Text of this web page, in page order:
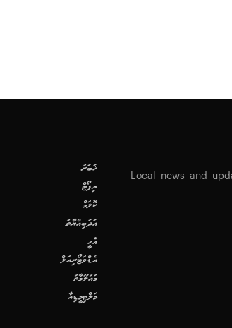
Local news and
ޚަބަރު
ރިޕޯޓް
ކޮލަމް
އަދަބިއްޔާތު
އެހީ
އެޑްވަޓޯރިއަލް
މައުލޫމާތު
މަލްޓިމީޑިއާ